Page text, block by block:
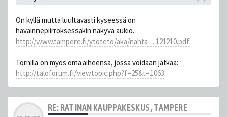
On kyllä mutta luultavasti kyseessä on
havainnepiirroksessakin näkyvä aukio.
http://www.tampere.fi/ytoteto/aka/nahta ... 121210.pdf
Tornilla on myös oma aiheensa, jossa voidaan jatkaa:
http://taloforum.fi/viewtopic.php?f=25&t=1063
RE: RATINAN KAUPPAKESKUS, TAMPERE